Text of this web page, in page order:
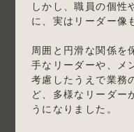
しかし、職員の個性
に、実はリーダー像
周囲と円滑な関係を
手なリーダーや、メ
考慮したうえで業務
ど、多様なリーダー
うになりました。